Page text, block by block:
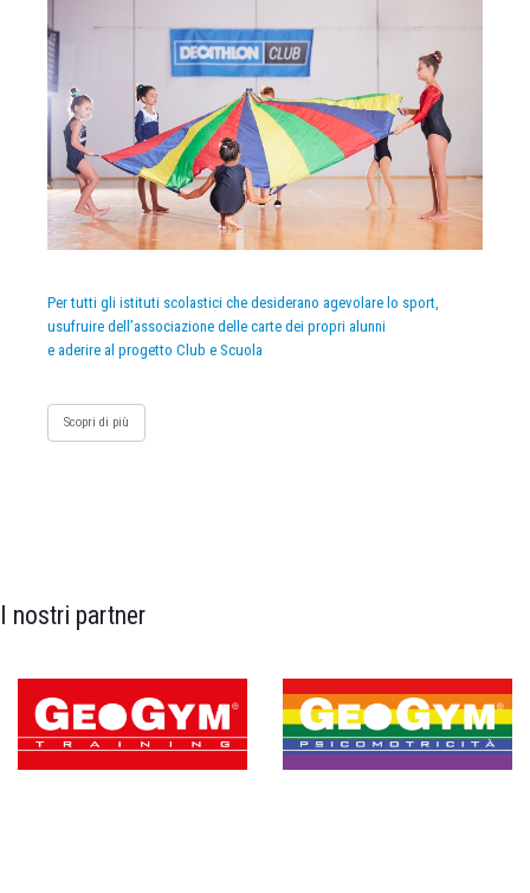
Per tutti gli istituti scolastici che desiderano agevolare lo sport,
usufruire dell’associazione delle carte dei propri alunni
e aderire al progetto Club e Scuola
Scopri di più
I nostri partner